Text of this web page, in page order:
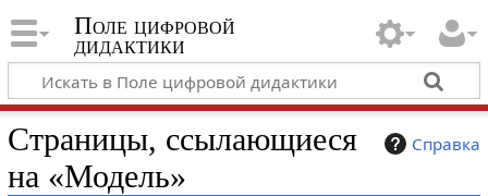
Поле цифровой
дидактики
Справка
Страницы, ссылающиеся
на «Модель»